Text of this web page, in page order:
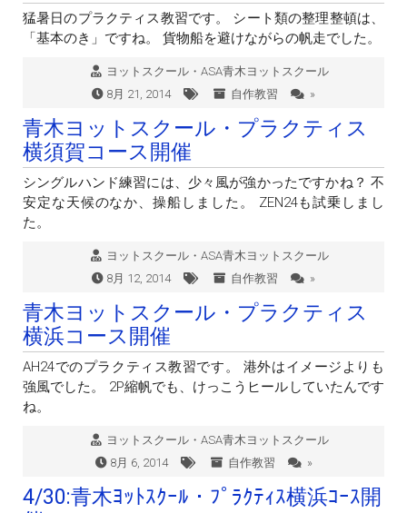
猛暑日のプラクティス教習です。 シート類の整理整頓は、
「基本のき」ですね。 貨物船を避けながらの帆走でした。
ヨットスクール・ASA青木ヨットスクール
8月 21, 2014
自作教習 »
青木ヨットスクール・プラクティス
横須賀コース開催
シングルハンド練習には、少々風が強かったですかね？ 不
安定な天候のなか、操船しました。 ZEN24も試乗しまし
た。
ヨットスクール・ASA青木ヨットスクール
8月 12, 2014
自作教習 »
青木ヨットスクール・プラクティス
横浜コース開催
AH24でのプラクティス教習です。 港外はイメージよりも
強風でした。 2P縮帆でも、けっこうヒールしていたんです
ね。
ヨットスクール・ASA青木ヨットスクール
8月 6, 2014
自作教習 »
4/30:青木ﾖｯﾄｽｸｰﾙ・ﾌﾟﾗｸﾃｨｽ横浜ｺｰｽ開